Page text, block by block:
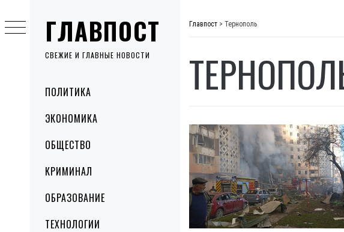
ГЛАВПОСТ
СВЕЖИЕ И ГЛАВНЫЕ НОВОСТИ
MenuПОЛИТИКА
ЭКОНОМИКА
ОБЩЕСТВО
КРИМИНАЛ
ОБРАЗОВАНИЕ
ТЕХНОЛОГИИ
to
content
Главпост > Тернополь